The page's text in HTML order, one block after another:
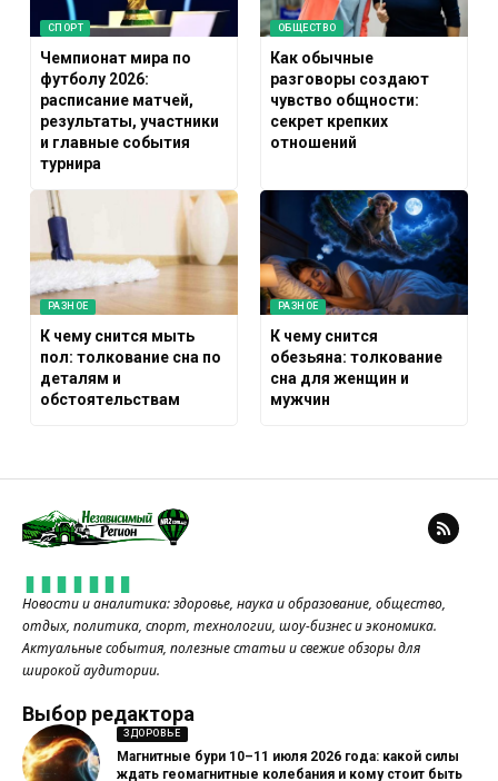
СПОРТ
Чемпионат мира по
футболу 2026:
расписание матчей,
результаты, участники
и главные события
турнира
ОБЩЕСТВО
Как обычные
разговоры создают
чувство общности:
секрет крепких
отношений
РАЗНОЕ
К чему снится мыть
пол: толкование сна по
деталям и
обстоятельствам
РАЗНОЕ
К чему снится
обезьяна: толкование
сна для женщин и
мужчин
Новости и аналитика: здоровье, наука и образование, общество,
отдых, политика, спорт, технологии, шоу-бизнес и экономика.
Актуальные события, полезные статьи и свежие обзоры для
широкой аудитории.
Выбор редактора
ЗДОРОВЬЕ
Магнитные бури 10–11 июля 2026 года: какой силы
ждать геомагнитные колебания и кому стоит быть